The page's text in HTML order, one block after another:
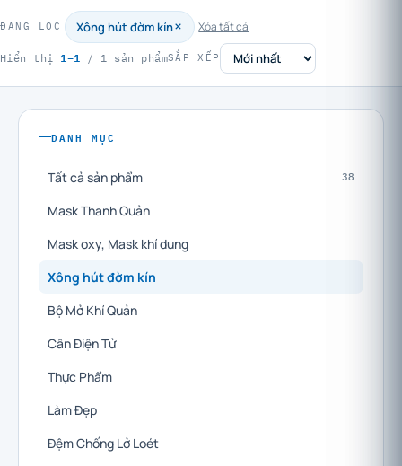
ĐANG LỌC Xông hút đờm kín Xóa tất cả
Hiển thị1–1 / 1 sản phẩmSẮP XẾP
DANH MỤC
Tất cả sản phẩm 38
Mask Thanh Quản
Mask oxy, Mask khí dung
Xông hút đờm kín
Bộ Mở Khí Quản
Cân Điện Tử
Thực Phẩm
Làm Đẹp
Đệm Chống Lở Loét